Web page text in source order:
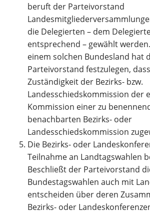
beruft der Parteivorstand
die Delegierten – dem
entsprechend – gewählt
einem solchen Bundesland hat
Parteivorstand festzulegen,
Zuständigkeit der Bezirks- bzw.
Landesschiedskommission der
Kommission einer zu
benachbarten Bezirks- oder
Landesschiedskommission
Die Bezirks- oder
Teilnahme an Landtagswahlen
Beschließt der Parteivorstand
Bundestagswahlen auch mit
entscheiden über deren
Bezirks- oder